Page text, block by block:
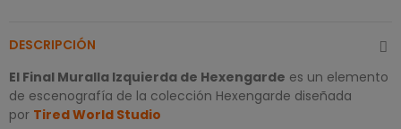
DESCRIPCIÓN
El Final Muralla Izquierda de Hexengarde es un elemento
de escenografía de la colección Hexengarde diseñada
por Tired World Studio